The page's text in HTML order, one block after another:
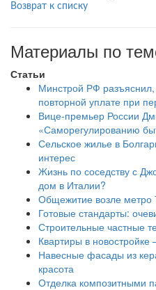
Возврат к списку
Материалы по
Статьи
Минстрой РФ
повторной уплате при
Вице-премьер России
«Саморегулированию
Сельское жилье в
интерес
Жизнь по соседству с
дом в Италии?
Общежитие возле метро
Готовые стандарты:
Строительные частные
Квартиры в новостройке
Навесные фасады из
красота
Отделка композитными